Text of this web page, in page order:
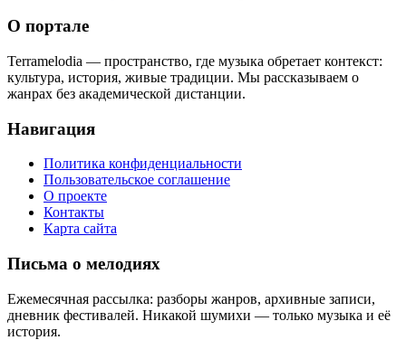
О портале
Terramelodia — пространство, где музыка обретает контекст:
культура, история, живые традиции. Мы рассказываем о
жанрах без академической дистанции.
Навигация
Политика конфиденциальности
Пользовательское соглашение
О проекте
Контакты
Карта сайта
Письма о мелодиях
Ежемесячная рассылка: разборы жанров, архивные записи,
дневник фестивалей. Никакой шумихи — только музыка и её
история.